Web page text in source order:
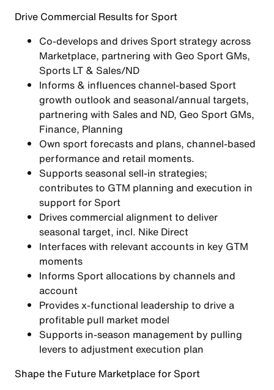
Drive Commercial Results for Sport
Co-develops and drives Sport strategy across
Marketplace, partnering with Geo Sport GMs,
Sports LT & Sales/ND
Informs & influences channel-based Sport
growth outlook and seasonal/annual targets,
partnering with Sales and ND, Geo Sport GMs,
Finance, Planning
Own sport forecasts and plans, channel-based
performance and retail moments.
Supports seasonal sell-in strategies;
contributes to GTM planning and execution in
support for Sport
Drives commercial alignment to deliver
seasonal target, incl. Nike Direct
Interfaces with relevant accounts in key GTM
moments
Informs Sport allocations by channels and
account
Provides x-functional leadership to drive a
profitable pull market model
Supports in-season management by pulling
levers to adjustment execution plan
Shape the Future Marketplace for Sport